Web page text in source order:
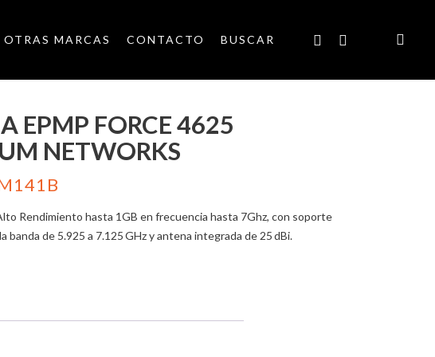
OTRAS MARCAS CONTACTO BUSCAR FACEBOOK
INSTAGRAM
EPMP FORCE 4625
NETWORKS
Rendimiento hasta 1GB en frecuencia hasta 7Ghz, con soporte
banda de 5.925 a 7.125 GHz y antena integrada de 25 dBi.